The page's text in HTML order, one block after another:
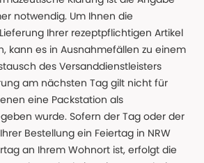
notwendig. Um Ihnen die
Ihrer rezeptpflichtigen Artikel
kann es in Ausnahmefällen zu einem
des Versanddienstleisters
am nächsten Tag gilt nicht für
eine Packstation als
wurde. Sofern der Tag oder der
Bestellung ein Feiertag in NRW
an Ihrem Wohnort ist, erfolgt die